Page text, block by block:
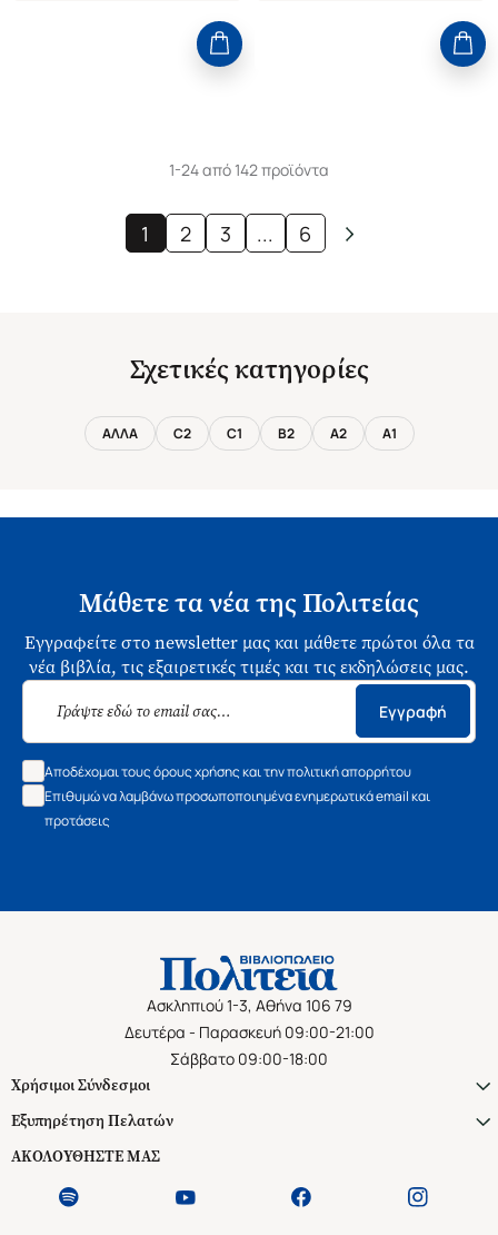
1-24 από 142 προϊόντα
1 2 3 ... 6
Σχετικές κατηγορίες
ΑΛΛΑ C2 C1 B2 A2 A1
Μάθετε τα νέα της Πολιτείας
Εγγραφείτε στο newsletter μας και μάθετε πρώτοι όλα τα
νέα βιβλία, τις εξαιρετικές τιμές και τις εκδηλώσεις μας.
Εγγραφή
Αποδέχομαι τους όρους χρήσης και την πολιτική απορρήτου
Επιθυμώ να λαμβάνω προσωποποιημένα ενημερωτικά email και
προτάσεις
Ασκληπιού 1-3, Αθήνα 106 79
Δευτέρα - Παρασκευή 09:00-21:00
Σάββατο 09:00-18:00
Χρήσιμοι Σύνδεσμοι
Εξυπηρέτηση Πελατών
ΑΚΟΛΟΥΘΗΣΤΕ ΜΑΣ